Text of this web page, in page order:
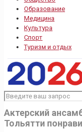
Образование
Медицина
Культура
Спорт
Туризм и отдых
Актерский
Тольятти